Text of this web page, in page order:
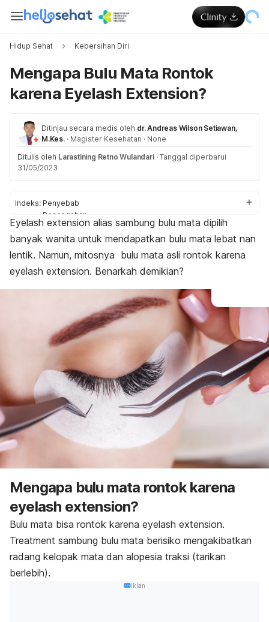
Hidup Sehat Kebersihan Diri
Mengapa Bulu Mata Rontok
karena Eyelash Extension?
Ditinjau secara medis oleh dr. Andreas Wilson Setiawan,
M.Kes. · Magister Kesehatan · None
Ditulis oleh Larastining Retno Wulandari · Tanggal diperbarui
31/05/2023
Indeks: Penyebab
Pencegahan
Cara mengatasi
Tips sebelum pasang extension bulu mata
Eyelash extension alias sambung bulu mata dipilih
banyak wanita untuk mendapatkan bulu mata lebat nan
lentik. Namun, mitosnya bulu mata asli rontok karena
eyelash extension. Benarkah demikian?
Mengapa bulu mata rontok karena
eyelash extension?
Bulu mata bisa rontok karena eyelash extension.
Treatment sambung bulu mata berisiko mengakibatkan
radang kelopak mata dan alopesia traksi (tarikan
berlebih).
Iklan